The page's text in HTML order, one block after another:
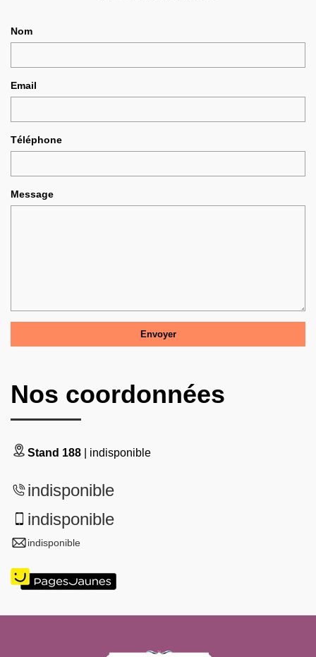
Nom
Email
Téléphone
Message
Nos coordonnées
Stand 188 | indisponible
indisponible
indisponible
indisponible